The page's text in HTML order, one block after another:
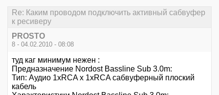
Re: Каким проводом подключить активный сабвуфер
к ресиверу
PROSTO
8 - 04.02.2010 - 08:08
туд каг минимум нежен :
Предназначение Nordost Bassline Sub 3.0m:
Тип: Аудио 1xRCA x 1xRCA сабвуферный плоский
кабель